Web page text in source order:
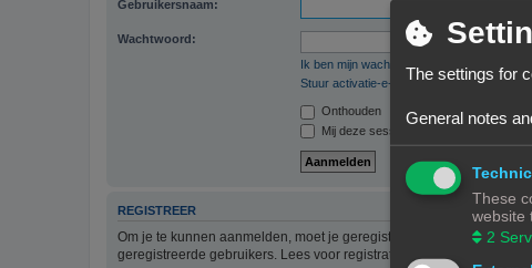
Gebruikersnaam:
Wachtwoord:
Ik ben mijn wachtwoord vergeten
Stuur activatie-e-mail opnieuw
Onthouden
Mij deze sessie niet weergeven in de
REGISTREER
Om je te kunnen aanmelden, moet je geregistreerd zijn. Registratie
geregistreerde gebruikers. Lees voor registratie onze
The settings for
General notes
These
website
2